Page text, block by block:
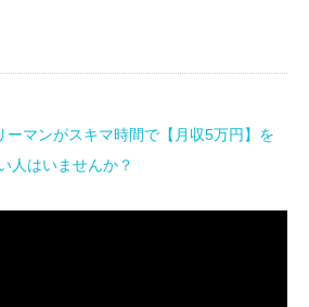
ーマンがスキマ時間で【月収5万円】を
人はいませんか？